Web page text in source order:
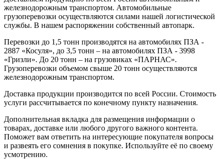
железнодорожным транспортом. Автомобильные
грузоперевозки осуществляются силами нашей логистической
службы. В нашем распоряжении собственный автопарк.
Перевозки до 1,5 тонн производятся на автомобилях ПЗА -
2887 «Косуля», до 3,5 тонн – на автомобилях ПЗА - 3998
«Гризли». До 20 тонн – на грузовиках «ПАРНАС».
Грузоперевозки объемом свыше 20 тонн осуществляются
железнодорожным транспортом.
Доставка продукции производится по всей России. Стоимость
услуги рассчитывается по конечному пункту назначения.
Дополнительная вкладка для размещения информации о
товарах, доставке или любого другого важного контента.
Поможет вам ответить на интересующие покупателя вопросы
и развеять его сомнения в покупке. Используйте её по своему
усмотрению.